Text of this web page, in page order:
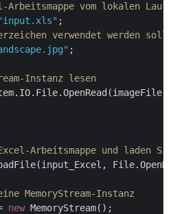
vom lokalen
verwendet werden soll
;
Instanz lesen
Arbeitsmappe und laden
MemoryStream-Instanz
new MemoryStream();